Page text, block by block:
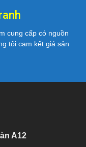
cung cấp có nguồn
tôi cam kết giá sản
A12